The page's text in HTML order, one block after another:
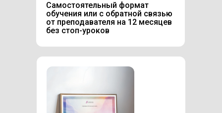
Самостоятельный формат
обучения или с обратной связью
от преподавателя на 12 месяцев
без стоп-уроков